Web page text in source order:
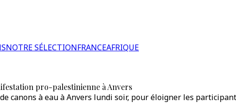
NOTRE SÉLECTIONFRANCEAFRIQUE
pro-palestinienne à Anvers
canons à eau à Anvers lundi soir, pour éloigner les